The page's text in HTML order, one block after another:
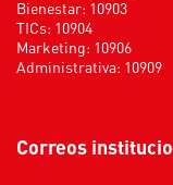
Bienestar: 10903
TICs: 10904
Marketing: 10906
Administrativa: 10909
Correos